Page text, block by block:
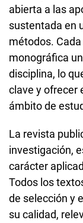
abierta a las
sustentada en
métodos.
monográfica
disciplina, lo
clave y ofrecer
ámbito de
La revista
investigación,
carácter
Todos los
de selección y
su calidad,